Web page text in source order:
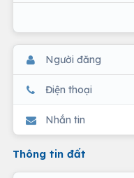
Người đăng
Điện thoại
Nhắn tin
Thông tin đất